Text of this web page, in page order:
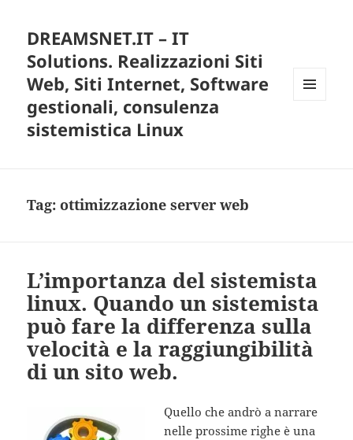
DREAMSNET.IT – IT
Solutions. Realizzazioni Siti
Web, Siti Internet, Software
gestionali, consulenza
sistemistica Linux
Tag:ottimizzazione server web
L’importanza del sistemista
linux. Quando un sistemista
può fare la differenza sulla
velocità e la raggiungibilità
di un sito web.
Quello che andrò a narrare
nelle prossime righe è una